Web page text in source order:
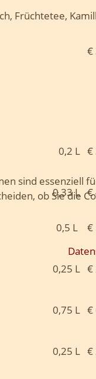
Früchtetee,
€
0,2 L €
0,33 L €
€
0,25 L €
0,75 L €
0,25 L €
sind
ob Sie die